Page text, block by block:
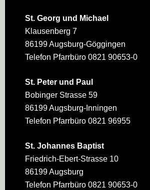
St. Georg und Michael
Klausenberg 7
86199 Augsburg-Göggingen
Telefon Pfarrbüro 0821 90653-0
St. Peter und Paul
Bobinger Strasse 59
86199 Augsburg-Inningen
Telefon Pfarrbüro 0821 96955
St. Johannes Baptist
Friedrich-Ebert-Strasse 10
86199 Augsburg
Telefon Pfarrbüro 0821 90653-0